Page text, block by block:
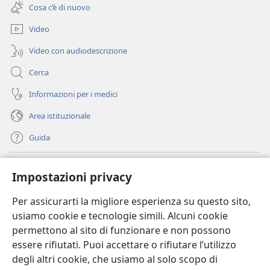
Impostazioni privacy
Per assicurarti la migliore esperienza su questo sito,
usiamo cookie e tecnologie simili. Alcuni cookie
permettono al sito di funzionare e non possono
essere rifiutati. Puoi accettare o rifiutare l’utilizzo
degli altri cookie, che usiamo al solo scopo di
finestra)
una
nuova
finestra)
Cosa c’è di nuovo
Video
Video con audiodescrizione
Cerca
Informazioni per i medici
Area istituzionale
Guida
(apre
una
nuova
finestra)
BIBLIOTECA ONLINE Watchtower
(apre
una
nuova
finestra)
JW Hub
(apre
una
nuovaJW Library